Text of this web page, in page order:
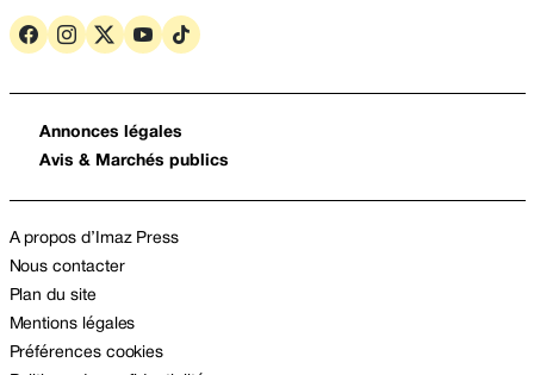
Annonces légales
Avis & Marchés publics
A propos d’Imaz Press
Nous contacter
Plan du site
Mentions légales
Préférences cookies